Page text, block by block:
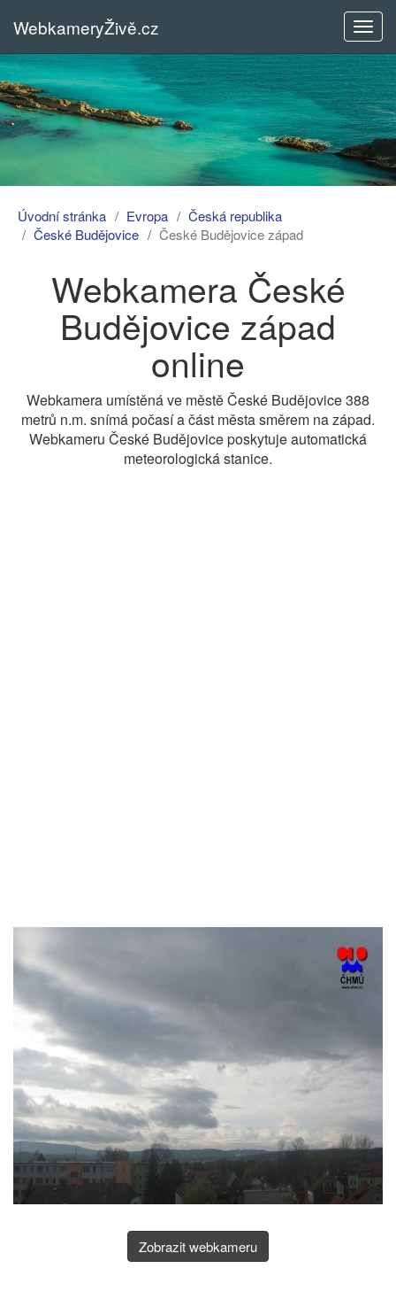
menu
WebkameryŽivě.cz
Úvodní stránka Evropa
Česká republika
České Budějovice
České Budějovice západ
Webkamera České
Budějovice západ
online
Webkamera umístěná ve městě České Budějovice 388
metrů n.m. snímá počasí a část města směrem na západ.
Webkameru České Budějovice poskytuje automatická
meteorologická stanice.
Zobrazit webkameru